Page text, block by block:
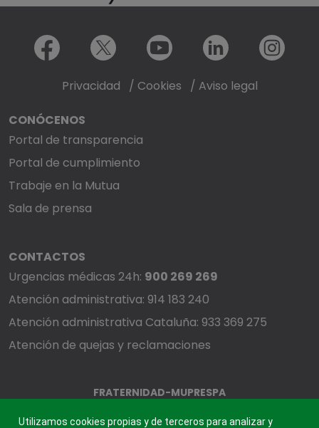
Privacidad / Cookies / Aviso legal
CONÓCENOS
Portal de transparencia
Portal de cumplimiento
Trabaje en la Mutua
Sala de prensa
CONTACTOS
Urgencias médicas 24h: 900 269 269
Atención administrativa: 914 183 240
Atención administrativa Cataluña: 933 369 275
Atención de quejas y reclamaciones
FRATERNIDAD-MUPRESPA
Menú redes sociales
Facebook X Youtube LinkedIn Instagram
Utilizamos cookies propias y de terceros para analizar y